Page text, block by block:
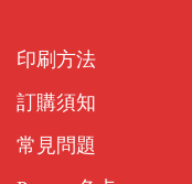
印刷方法
訂購須知
常見問題